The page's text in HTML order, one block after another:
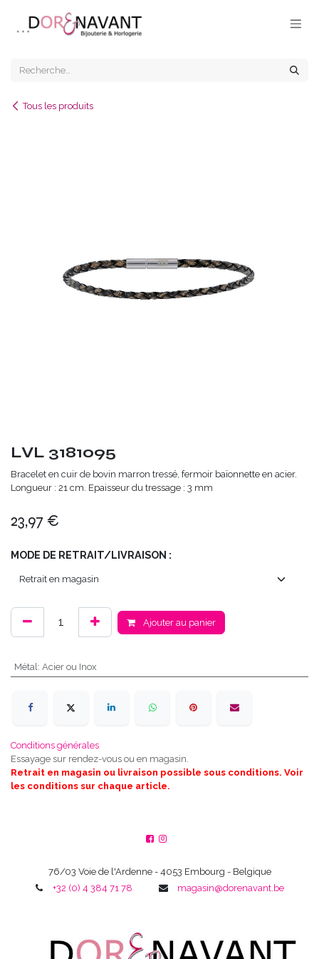
Tous les produits
LVL 3181095
Bracelet en cuir de bovin marron tressé, fermoir baïonnette en acier.
Longueur : 21 cm. Epaisseur du tressage : 3 mm
23,97 €
MODE DE RETRAIT/LIVRAISON :
Ajouter au panier
Métal: Acier ou Inox
Conditions générales
Essayage sur rendez-vous ou en magasin.
Retrait en magasin ou livraison possible sous conditions. Voir
les conditions sur chaque article.
76/03 Voie de l'Ardenne - 4053 Embourg - Belgique
+32 (0) 4 384 71 78
magasin@dorenavant.be